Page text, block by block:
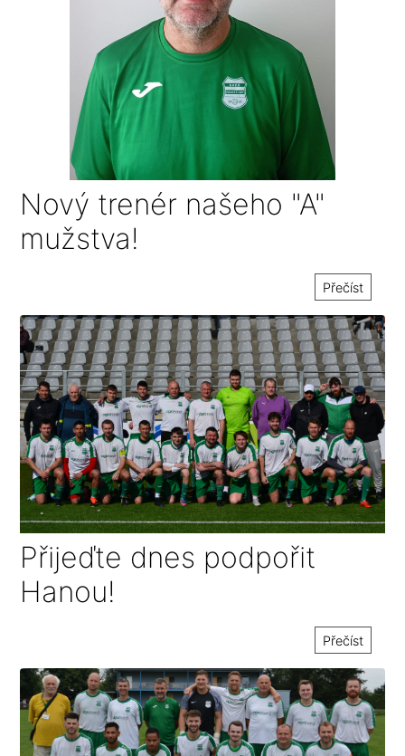
Nový trenér našeho "A"
mužstva!
Přečíst
Přijeďte dnes podpořit
Hanou!
Přečíst